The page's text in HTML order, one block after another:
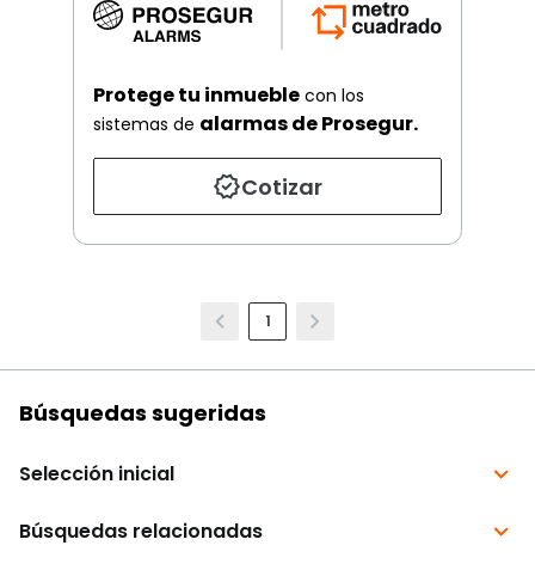
Protege tu inmueble con los
sistemas de alarmas de Prosegur.
Cotizar
1